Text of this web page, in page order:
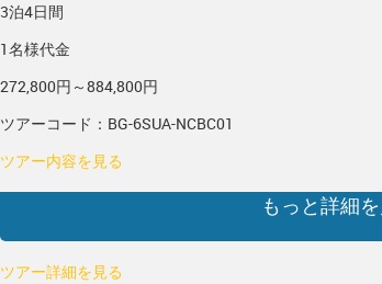
3泊4日間
1名様代金
272,800円～884,800円
ツアーコード：BG-6SUA-NCBC01
ツアー内容を見る
もっと詳細
ツアー詳細を見る